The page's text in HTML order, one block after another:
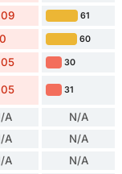
61
0 60
30
31
A N/A
A N/A
A N/A